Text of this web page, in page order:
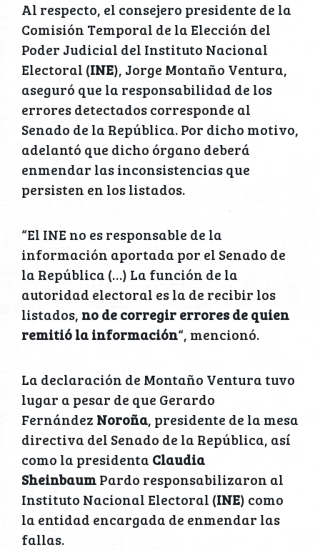
Al respecto, el consejero presidente de la
Comisión Temporal de la Elección del
Poder Judicial del Instituto Nacional
Electoral (INE), Jorge Montaño Ventura,
aseguró que la responsabilidad de los
errores detectados corresponde al
Senado de la República. Por dicho motivo,
adelantó que dicho órgano deberá
enmendar las inconsistencias que
persisten en los listados.
“El INE no es responsable de la
información aportada por el Senado de
la República (…) La función de la
autoridad electoral es la de recibir los
listados, no de corregir errores de quien
remitió la información“, mencionó.
La declaración de Montaño Ventura tuvo
lugar a pesar de que Gerardo
Fernández Noroña, presidente de la mesa
directiva del Senado de la República, así
como la presidenta Claudia
SheinbaumPardo responsabilizaron al
Instituto Nacional Electoral (INE) como
la entidad encargada de enmendar las
fallas.